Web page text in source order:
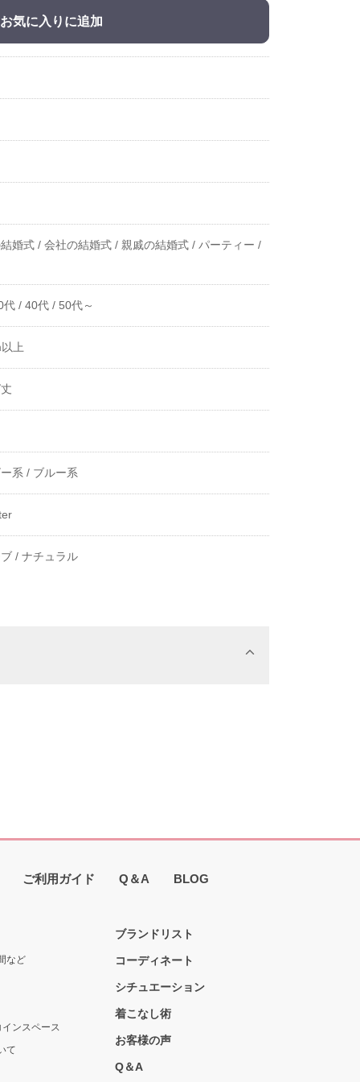
お気に入りに追加
婚式 / 会社の結婚式 / 親戚の結婚式 / パーティー /
代 / 40代 / 50代～
上
系 / ブルー系
/ ナチュラル
ご利用ガイド Q＆A BLOG
など
ンスペース
て
ブランドリスト
コーディネート
シチュエーション
着こなし術
お客様の声
Q＆A